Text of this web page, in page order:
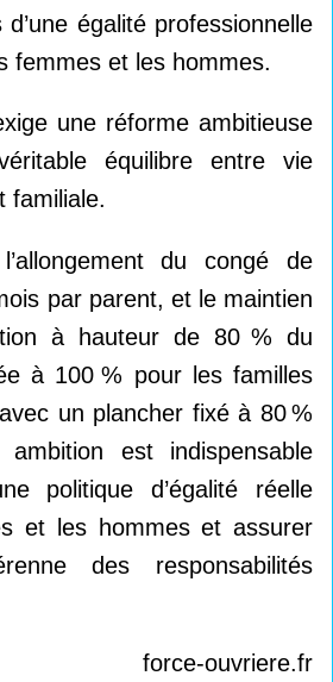
égalité professionnelle
femmes et les hommes.
une réforme ambitieuse
équilibre entre vie
familiale.
du congé de
par parent, et le maintien
à hauteur de 80 % du
à 100 % pour les familles
un plancher fixé à 80 %
est indispensable
politique d’égalité réelle
et les hommes et assurer
des responsabilités
force-ouvriere.fr